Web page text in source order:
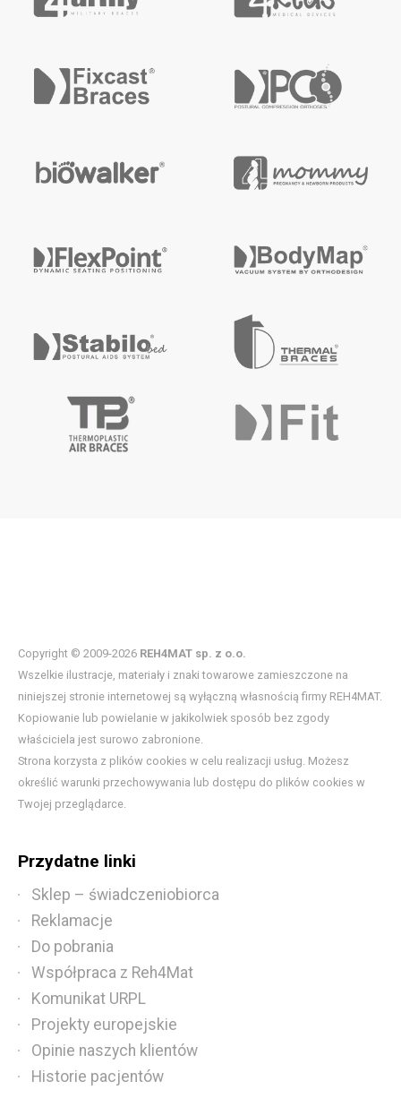
Copyright © 2009-2026 REH4MAT sp. z o.o.
Wszelkie ilustracje, materiały i znaki towarowe zamieszczone na
niniejszej stronie internetowej są wyłączną własnością firmy REH4MAT.
Kopiowanie lub powielanie w jakikolwiek sposób bez zgody
właściciela jest surowo zabronione.
Strona korzysta z plików cookies w celu realizacji usług. Możesz
określić warunki przechowywania lub dostępu do plików cookies w
Twojej przeglądarce.
Przydatne linki
Sklep – świadczeniobiorca
Reklamacje
Do pobrania
Współpraca z Reh4Mat
Komunikat URPL
Projekty europejskie
Opinie naszych klientów
Historie pacjentów